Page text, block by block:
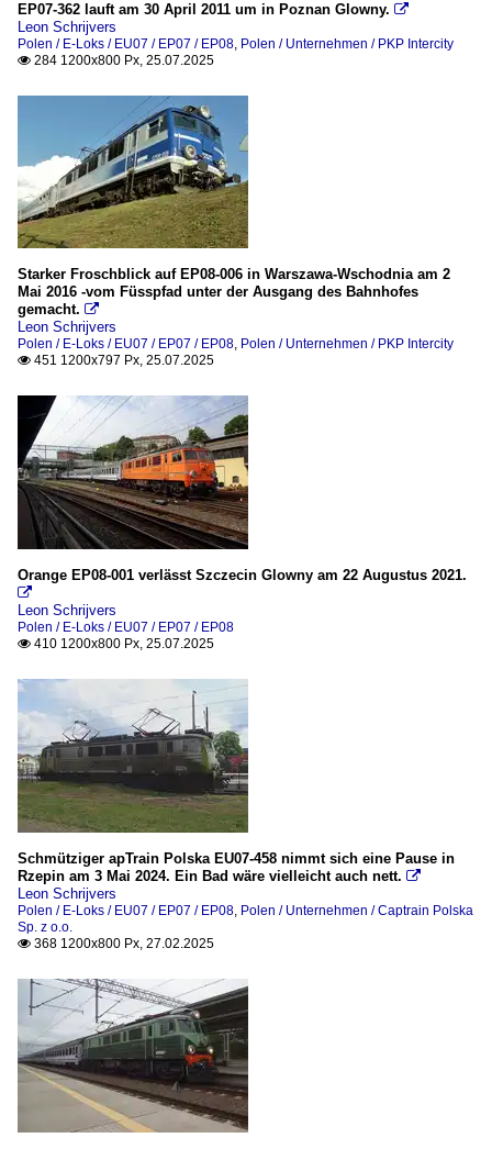
Unternehmen
PKP Cargo
PKP Intercity
POLREGIO (Przewozy Regionalne sp. z o.o.)
Wagen
Personenwagen
Tschechien
BR 162 / 163, ex ČSD E 499.3 (Škoda-Typ 71E)
_Spezifikationen von Triebfahrzeugen
Polen
Triebfahrezeuge
2017
2018
2020
2021
2024
2025
EP07-362 lauft am 30 April 2011 um in Poznan Glowny. 
Leon Schrijvers
Polen / E-Loks / EU07 / EP07 / EP08, Polen / Unternehmen / PKP Intercity
 284 1200x800 Px, 25.07.2025
Starker Froschblick auf EP08-006 in Warszawa-Wschodnia am 2
Mai 2016 -vom Füsspfad unter der Ausgang des Bahnhofes
gemacht. 
Leon Schrijvers
Polen / E-Loks / EU07 / EP07 / EP08, Polen / Unternehmen / PKP Intercity
 451 1200x797 Px, 25.07.2025
Orange EP08-001 verlässt Szczecin Glowny am 22 Augustus 2021.

Leon Schrijvers
Polen / E-Loks / EU07 / EP07 / EP08
 410 1200x800 Px, 25.07.2025
Schmütziger apTrain Polska EU07-458 nimmt sich eine Pause in
Rzepin am 3 Mai 2024. Ein Bad wäre vielleicht auch nett. 
Leon Schrijvers
Polen / E-Loks / EU07 / EP07 / EP08, Polen / Unternehmen / Captrain Polska
Sp. z o.o.
 368 1200x800 Px, 27.02.2025